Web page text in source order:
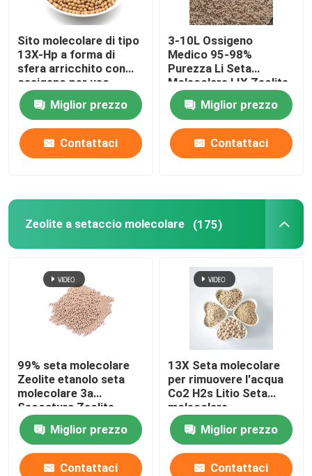
Agenti chimici ausiliari
Sito molecolare di tipo
13X-Hp a forma di
sfera arricchito con
ossigeno per uso
medico
Miglior prezzo
Contattaci
3-10L Ossigeno
Medico 95-98%
Purezza Li Seta
Molecolare LIX Zeolite
13X Litio Zeolite
Ossigeno Per
Concentratore di
Ossigeno
Miglior prezzo
Contattaci
Zeolite a setaccio molecolare (175)
99% seta molecolare
Zeolite etanolo seta
molecolare 3a
Seccatura Zeolite
Miglior prezzo
Contattaci
13X Seta molecolare
per rimuovere l'acqua
Co2 H2s Litio Seta
molecolare
Miglior prezzo
Contattaci